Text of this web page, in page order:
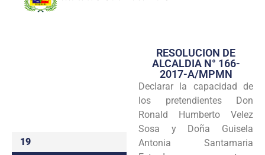
Transparencia
Seguridad
Programas
Intranet
19
RESOLUCION DE
ALCALDIA N° 166-
2017-A/MPMN
Declarar la capacidad de
los pretendientes Don
Ronald Humberto Velez
Sosa y Doña Guisela
Antonia Santamaria